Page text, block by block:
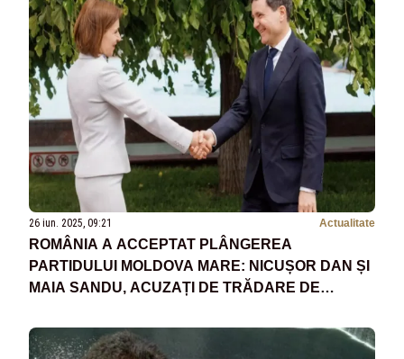
26 iun. 2025, 09:21 Actualitate
ROMÂNIA A ACCEPTAT PLÂNGEREA
PARTIDULUI MOLDOVA MARE: NICUȘOR DAN ȘI
MAIA SANDU, ACUZAȚI DE TRĂDARE DE